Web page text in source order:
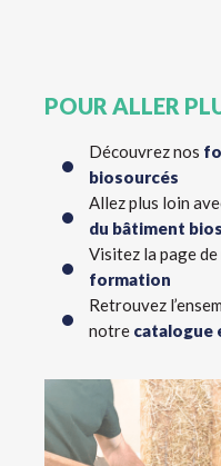
POUR ALLER
Découvrez nos
biosourcés
Allez plus loin
du bâtiment
Visitez la page
formation
Retrouvez
notre catalogue